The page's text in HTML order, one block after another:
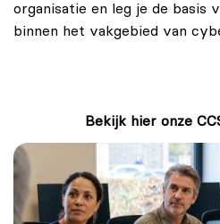
organisatie en leg je de basis
binnen het vakgebied van
Bekijk hier onze